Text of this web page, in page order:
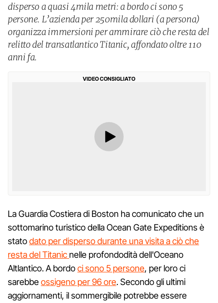
disperso a quasi 4mila metri: a bordo ci sono 5
persone. L’azienda per 250mila dollari (a persona)
organizza immersioni per ammirare ciò che resta del
relitto del transatlantico Titanic, affondato oltre 110
anni fa.
VIDEO CONSIGLIATO
La Guardia Costiera di Boston ha comunicato che un
sottomarino turistico della Ocean Gate Expeditions è
statodato per disperso durante una visita a ciò che
resta del Titanic nelle profondodità dell'Oceano
Altlantico. A bordoci sono 5 persone, per loro ci
sarebbeossigeno per 96 ore. Secondo gli ultimi
aggiornamenti, il sommergibile potrebbe essere